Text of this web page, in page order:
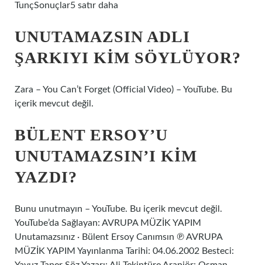
TunçSonuçlar5 satır daha
UNUTAMAZSIN ADLI
ŞARKIYI KIM SÖYLÜYOR?
Zara – You Can’t Forget (Official Video) – YouTube. Bu
içerik mevcut değil.
BÜLENT ERSOY’U
UNUTAMAZSIN’I KIM
YAZDI?
Bunu unutmayın – YouTube. Bu içerik mevcut değil.
YouTube’da Sağlayan: AVRUPA MÜZİK YAPIM
Unutamazsınız · Bülent Ersoy Canımsın ℗ AVRUPA
MÜZİK YAPIM Yayınlanma Tarihi: 04.06.2002 Besteci: